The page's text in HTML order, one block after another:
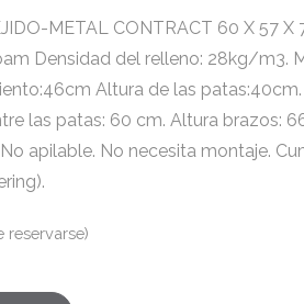
METAL CONTRACT 60 X 57 X
Densidad del relleno: 28kg/m3.
Altura de las
las patas: 60 cm. Altura brazos:
apilable. No necesita montaje.
reservarse)